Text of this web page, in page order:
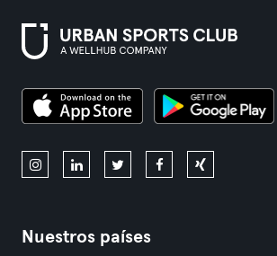
Nuestros países